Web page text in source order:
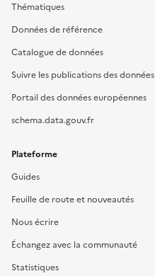
Thématiques
Données de référence
Catalogue de données
Suivre les publications des données
Portail des données européennes
schema.data.gouv.fr
Plateforme
Guides
Feuille de route et nouveautés
Nous écrire
Échangez avec la communauté
Statistiques